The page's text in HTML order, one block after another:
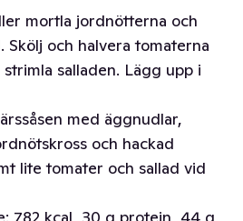
mortla jordnötterna och
Skölj och halvera tomaterna
salladen. Lägg upp i
med äggnudlar,
och hackad
lite tomater och sallad vid